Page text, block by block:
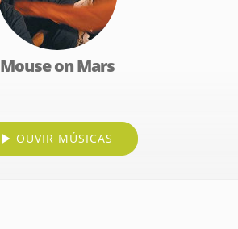
Mouse on Mars
OUVIR MÚSICAS